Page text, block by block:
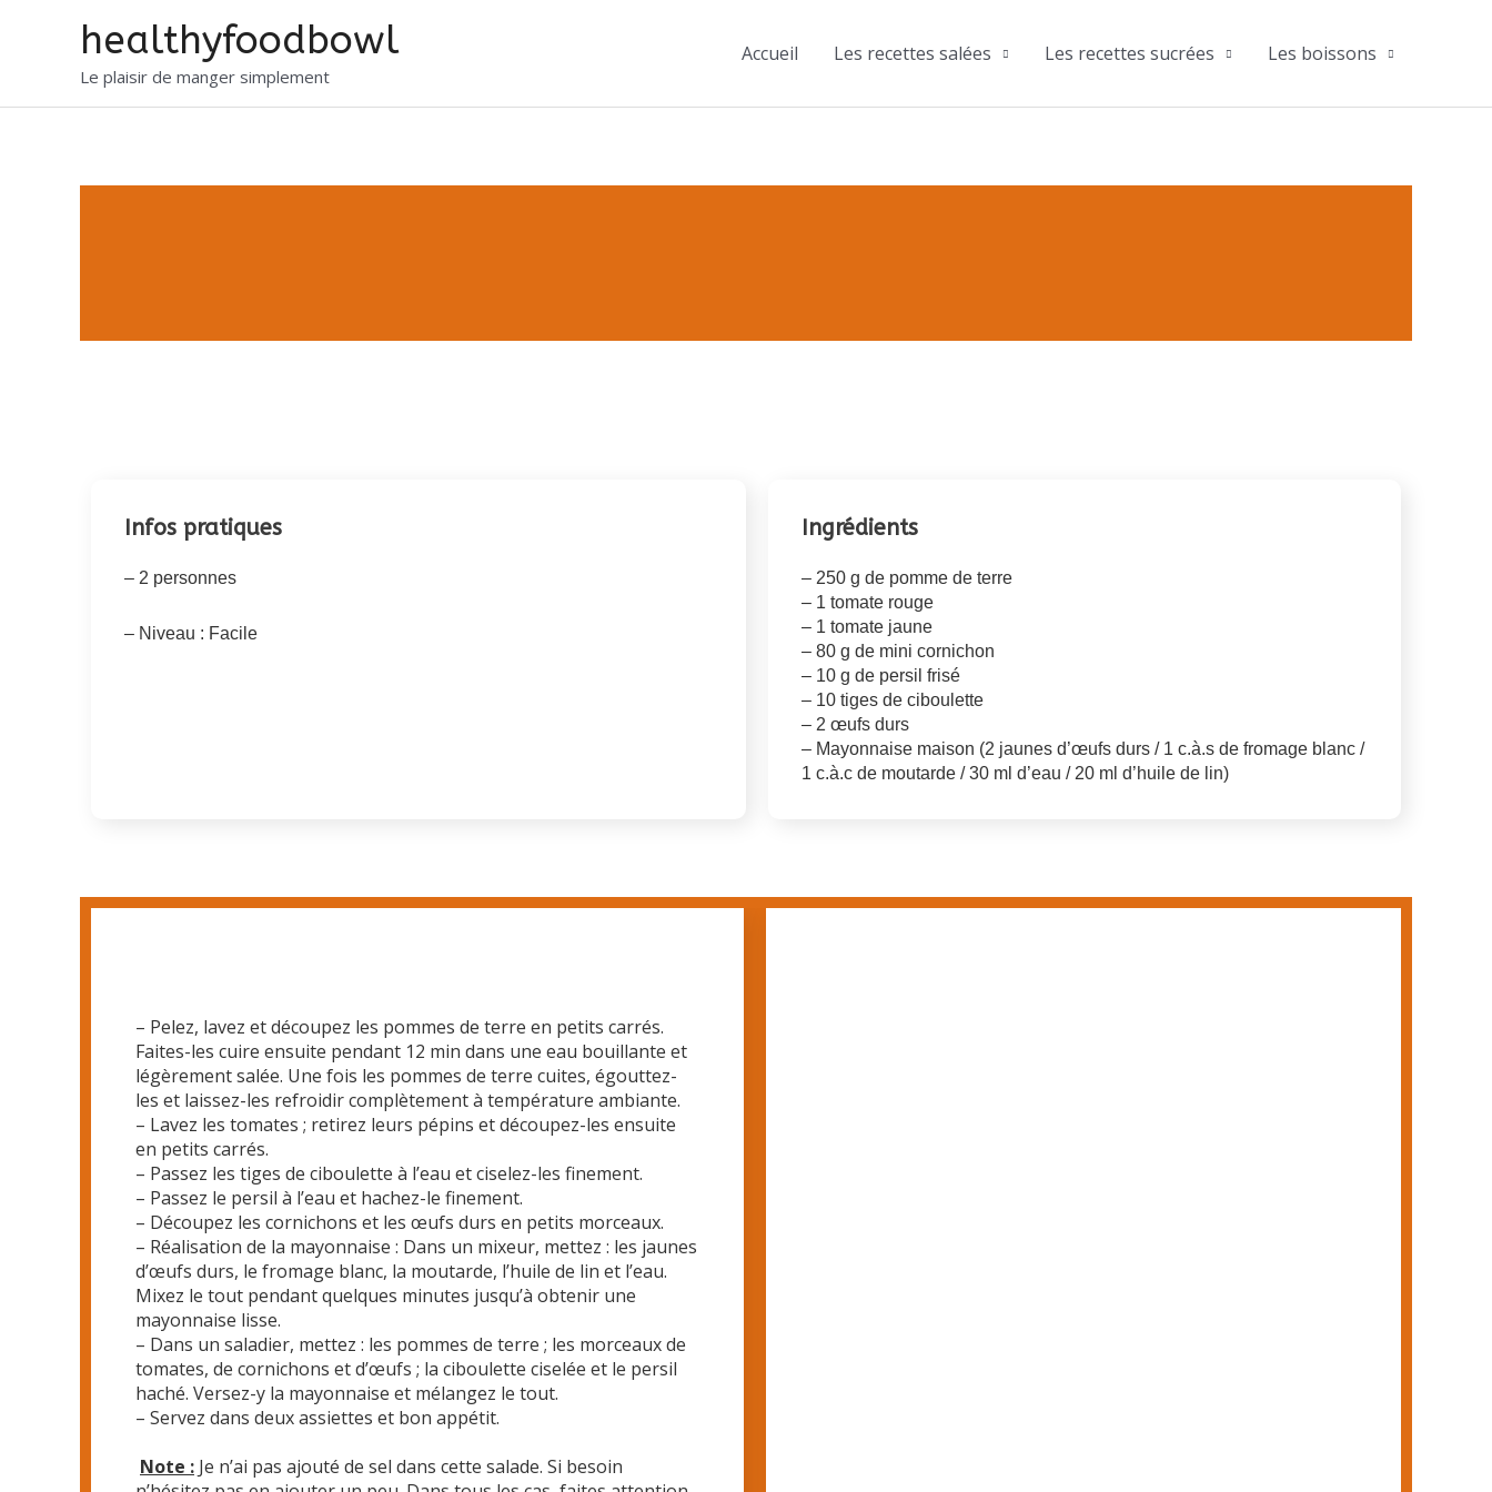
healthyfoodbowl
Le plaisir de manger simplement
Accueil Les recettes salées Les recettes sucrées Les boissons
Infos pratiques
– 2 personnes
– Niveau : Facile
Ingrédients
– 250 g de pomme de terre
– 1 tomate rouge
– 1 tomate jaune
– 80 g de mini cornichon
– 10 g de persil frisé
– 10 tiges de ciboulette
– 2 œufs durs
– Mayonnaise maison (2 jaunes d’œufs durs / 1 c.à.s de fromage blanc /
1 c.à.c de moutarde / 30 ml d’eau / 20 ml d’huile de lin)
– Pelez, lavez et découpez les pommes de terre en petits carrés.
Faites-les cuire ensuite pendant 12 min dans une eau bouillante et
légèrement salée. Une fois les pommes de terre cuites, égouttez-
les et laissez-les refroidir complètement à température ambiante.
– Lavez les tomates ; retirez leurs pépins et découpez-les ensuite
en petits carrés.
– Passez les tiges de ciboulette à l’eau et ciselez-les finement.
– Passez le persil à l’eau et hachez-le finement.
– Découpez les cornichons et les œufs durs en petits morceaux.
– Réalisation de la mayonnaise : Dans un mixeur, mettez : les jaunes
d’œufs durs, le fromage blanc, la moutarde, l’huile de lin et l’eau.
Mixez le tout pendant quelques minutes jusqu’à obtenir une
mayonnaise lisse.
– Dans un saladier, mettez : les pommes de terre ; les morceaux de
tomates, de cornichons et d’œufs ; la ciboulette ciselée et le persil
haché. Versez-y la mayonnaise et mélangez le tout.
– Servez dans deux assiettes et bon appétit.
Note : Je n’ai pas ajouté de sel dans cette salade. Si besoin